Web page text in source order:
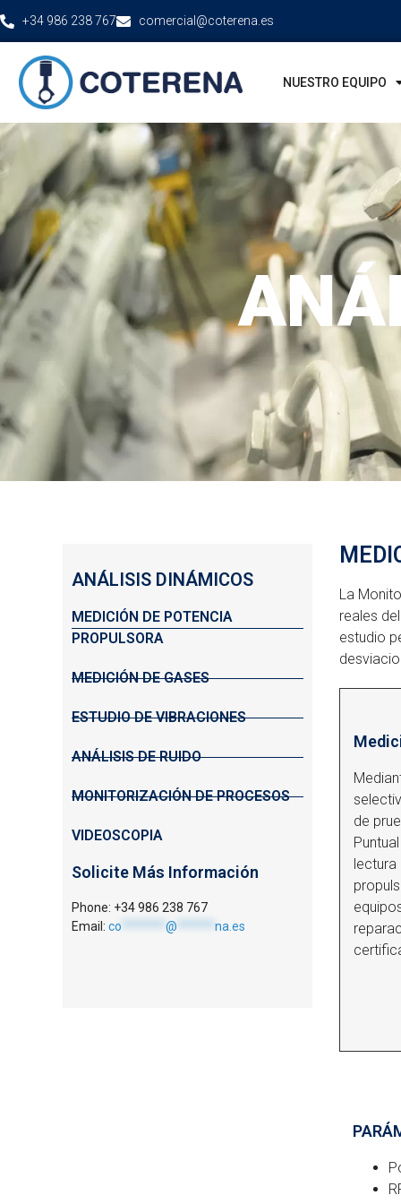
+34 986 238 767 comercial@coterena.es
NUESTRO EQUIPO
ANÁLISIS DINÁMICOS
MEDICIÓN DE POTENCIA
PROPULSORA
MEDICIÓN DE GASES
ESTUDIO DE VIBRACIONES
ANÁLISIS DE RUIDO
MONITORIZACIÓN DE PROCESOS
VIDEOSCOPIA
Solicite Más Información
Phone: +34 986 238 767
Email: co ******* @ ****** na.es
La
reales
estudio
de